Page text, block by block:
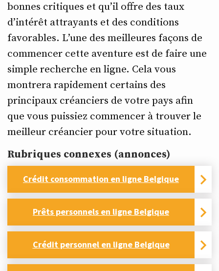
bonnes critiques et qu’il offre des taux
d’intérêt attrayants et des conditions
favorables. L’une des meilleures façons de
commencer cette aventure est de faire une
simple recherche en ligne. Cela vous
montrera rapidement certains des
principaux créanciers de votre pays afin
que vous puissiez commencer à trouver le
meilleur créancier pour votre situation.
Rubriques connexes (annonces)
Crédit consommation en ligne Belgique
Prêts personnels en ligne Belgique
Crédit personnel en ligne Belgique